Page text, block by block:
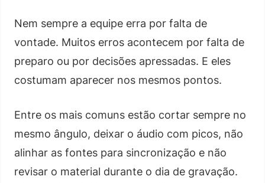
Nem sempre a equipe erra por falta de
vontade. Muitos erros acontecem por falta de
preparo ou por decisões apressadas. E eles
costumam aparecer nos mesmos pontos.
Entre os mais comuns estão cortar sempre no
mesmo ângulo, deixar o áudio com picos, não
alinhar as fontes para sincronização e não
revisar o material durante o dia de gravação.